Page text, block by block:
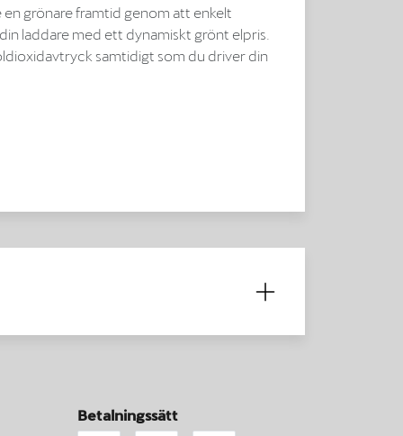
en grönare framtid genom att enkelt
laddare med ett dynamiskt grönt elpris.
samtidigt som du driver din
Betalningssätt